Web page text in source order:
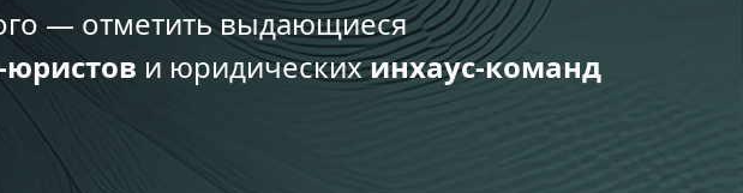
— отметить выдающиеся
юристов и юридическихинхаус-команд